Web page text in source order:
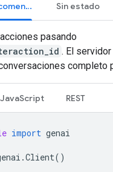
Con estado (recomendado) Sin estado
pasando
. El
completo
JavaScript REST
import genai
.Client()